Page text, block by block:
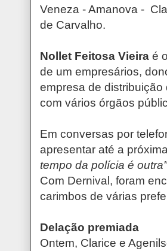
Veneza - Amanova -
de Carvalho.
Nollet Feitosa Vieira é
de um empresários,
empresa de
com vários órgãos
Em conversas por
apresentar até a
tempo da polícia é outra"
Com Dernival, foram
carimbos de várias
Delação premiada
Ontem, Clarice e